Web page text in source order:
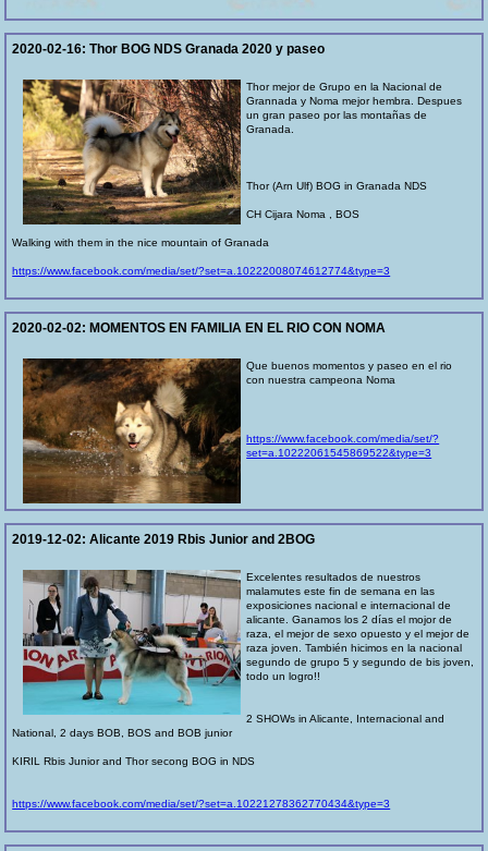
2020-02-16:Thor BOG NDS Granada 2020 y paseo
Thor mejor de Grupo en la Nacional de
Grannada y Noma mejor hembra. Despues
un gran paseo por las montañas de
Granada.
Thor (Arn Ulf) BOG in Granada NDS
CH Cijara Noma , BOS
Walking with them in the nice mountain of Granada
https://www.facebook.com/media/set/?set=a.10222008074612774&type=3
2020-02-02:MOMENTOS EN FAMILIA EN EL RIO CON NOMA
Que buenos momentos y paseo en el rio
con nuestra campeona Noma
https://www.facebook.com/media/set/?
set=a.10222061545869522&type=3
2019-12-02:Alicante 2019 Rbis Junior and 2BOG
Excelentes resultados de nuestros
malamutes este fin de semana en las
exposiciones nacional e internacional de
alicante. Ganamos los 2 días el mojor de
raza, el mejor de sexo opuesto y el mejor de
raza joven. También hicimos en la nacional
segundo de grupo 5 y segundo de bis joven,
todo un logro!!
2 SHOWs in Alicante, Internacional and
National, 2 days BOB, BOS and BOB junior
KIRIL Rbis Junior and Thor secong BOG in NDS
https://www.facebook.com/media/set/?set=a.10221278362770434&type=3